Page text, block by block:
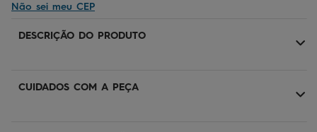
Não sei meu CEP
DESCRIÇÃO DO PRODUTO
CUIDADOS COM A PEÇA